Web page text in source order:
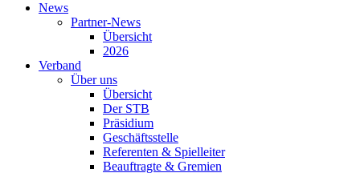
News
Partner-News
Übersicht
2026
Verband
Über uns
Übersicht
Der STB
Präsidium
Geschäftsstelle
Referenten & Spielleiter
Beauftragte & Gremien